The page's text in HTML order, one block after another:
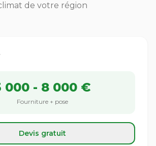
de votre région
000 - 8 000 €
Fourniture + pose
Devis gratuit